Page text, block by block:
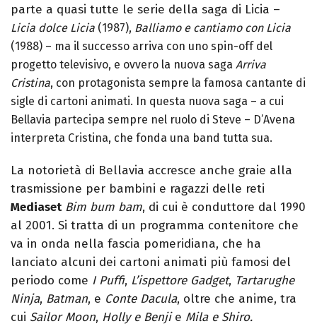
parte a quasi tutte le serie della saga di Licia –
Licia dolce Licia (1987), Balliamo e cantiamo con Licia
(1988) – ma il successo arriva con uno spin-off del
progetto televisivo, e ovvero la nuova saga Arriva
Cristina, con protagonista sempre la famosa cantante di
sigle di cartoni animati. In questa nuova saga – a cui
Bellavia partecipa sempre nel ruolo di Steve – D’Avena
interpreta Cristina, che fonda una band tutta sua.
La notorietà di Bellavia accresce anche graie alla
trasmissione per bambini e ragazzi delle reti
Mediaset Bim bum bam, di cui è conduttore dal 1990
al 2001. Si tratta di un programma contenitore che
va in onda nella fascia pomeridiana, che ha
lanciato alcuni dei cartoni animati più famosi del
periodo come I Puffi, L’ispettore Gadget, Tartarughe
Ninja, Batman, e Conte Dacula, oltre che anime, tra
cui Sailor Moon, Holly e Benjie Mila e Shiro.